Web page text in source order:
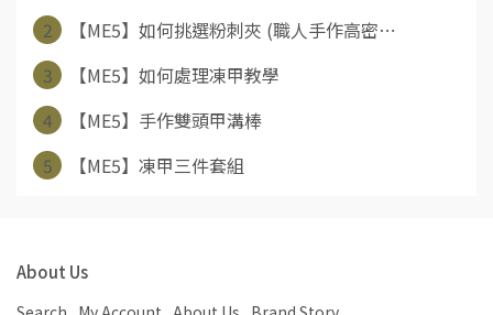
2
【ME5】如何挑選粉刺夾 (職人手作高密⋯
3
【ME5】如何處理凍甲教學
4
【ME5】手作雙頭甲溝棒
5
【ME5】凍甲三件套組
About Us